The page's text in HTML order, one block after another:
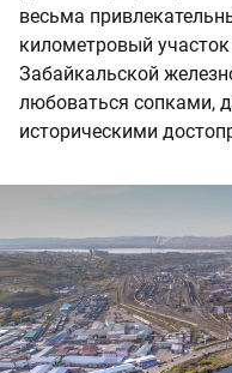
весьма
километровый
Забайкальской
любоваться сопками,
историческими